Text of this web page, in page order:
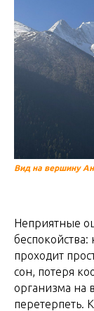
Вид на вершину
Неприятные
беспокойства:
проходит
сон, потеря
организма на
перетерпеть.